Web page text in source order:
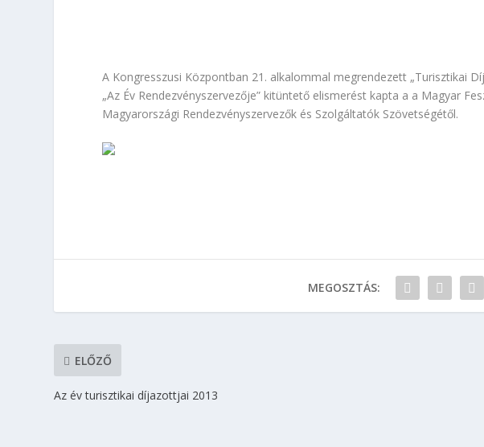
A Kongresszusi Központban 21. alkalommal megrendezett „Turisztikai
„Az Év Rendezvényszervezője” kitüntető elismerést kapta a a Magyar
Magyarországi Rendezvényszervezők és Szolgáltatók Szövetségétől.
MEGOSZTÁS:
ELŐZŐ
Az év turisztikai díjazottjai 2013